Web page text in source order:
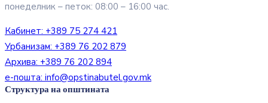
понеделник – петок: 08:00 – 16:00 час.
Кабинет: +389 75 274 421
Урбанизам: +389 76 202 879
Архива: +389 76 202 894
е-пошта: info@opstinabutel.gov.mk
Структура на општината